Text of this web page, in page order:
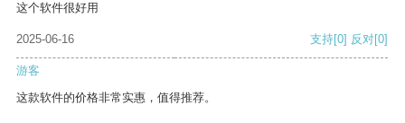
这个软件很好用
2025-06-16 支持[0] 反对[0]
游客
这款软件的价格非常实惠，值得推荐。